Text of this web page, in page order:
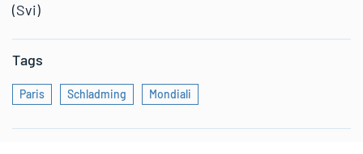
(Svi)
Tags
Paris Schladming Mondiali